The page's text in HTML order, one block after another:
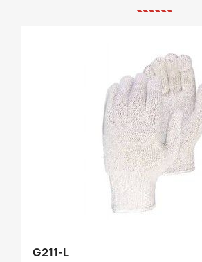
G211-L